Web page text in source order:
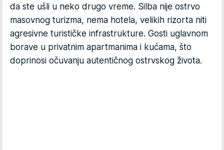
da ste ušli u neko drugo vreme. Silba nije ostrvo
masovnog turizma, nema hotela, velikih rizorta niti
agresivne turističke infrastrukture. Gosti uglavnom
borave u privatnim apartmanima i kućama, što
doprinosi očuvanju autentičnog ostrvskog života.